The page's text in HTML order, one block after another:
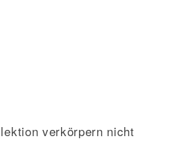
verkörpern nicht